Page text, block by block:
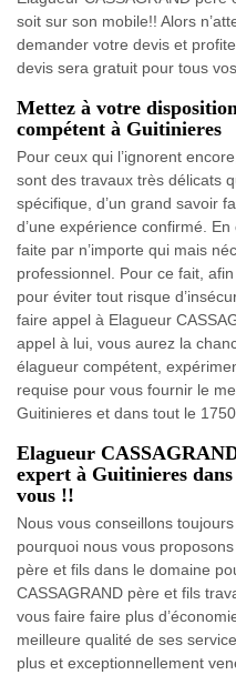
soit sur son mobile!! Alors
demander votre devis et
devis sera gratuit pour tous
Mettez à votre
compétent à Guitinieres
Pour ceux qui l’ignorent
sont des travaux très délicats
spécifique, d’un grand savoir
d’une expérience confirmé.
faite par n’importe qui mais
professionnel. Pour ce fait,
pour éviter tout risque
faire appel à Elagueur
appel à lui, vous aurez la
élagueur compétent,
requise pour vous fournir le
Guitinieres et dans tout le
Elagueur
expert à Guitinieres
vous !!
Nous vous conseillons
pourquoi nous vous
père et fils dans le domaine
CASSAGRAND père et fils
vous faire faire plus
meilleure qualité de ses
plus et exceptionnellement